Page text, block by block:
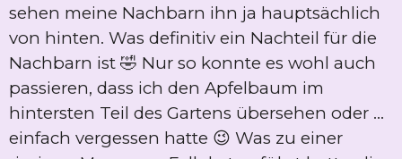
sehen meine Nachbarn ihn ja hauptsächlich
von hinten. Was definitiv ein Nachteil für die
Nachbarn ist 🤣 Nur so konnte es wohl auch
passieren, dass ich den Apfelbaum im
hintersten Teil des Gartens übersehen oder ...
einfach vergessen hatte 😉 Was zu einer